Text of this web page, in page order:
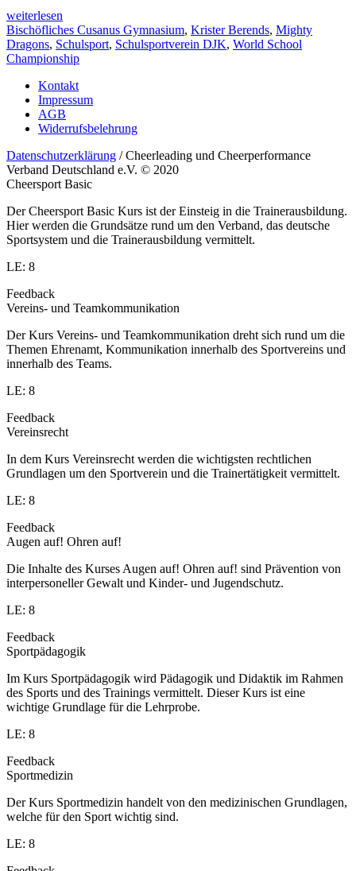
weiterlesen
Bischöfliches Cusanus Gymnasium, Krister Berends, Mighty
Dragons, Schulsport, Schulsportverein DJK, World School
Championship
Kontakt
Impressum
AGB
Widerrufsbelehrung
Datenschutzerklärung / Cheerleading und Cheerperformance
Verband Deutschland e.V. © 2020
Cheersport Basic
Der Cheersport Basic Kurs ist der Einsteig in die Trainerausbildung.
Hier werden die Grundsätze rund um den Verband, das deutsche
Sportsystem und die Trainerausbildung vermittelt.
LE: 8
Feedback
Vereins- und Teamkommunikation
Der Kurs Vereins- und Teamkommunikation dreht sich rund um die
Themen Ehrenamt, Kommunikation innerhalb des Sportvereins und
innerhalb des Teams.
LE: 8
Feedback
Vereinsrecht
In dem Kurs Vereinsrecht werden die wichtigsten rechtlichen
Grundlagen um den Sportverein und die Trainertätigkeit vermittelt.
LE: 8
Feedback
Augen auf! Ohren auf!
Die Inhalte des Kurses Augen auf! Ohren auf! sind Prävention von
interpersoneller Gewalt und Kinder- und Jugendschutz.
LE: 8
Feedback
Sportpädagogik
Im Kurs Sportpädagogik wird Pädagogik und Didaktik im Rahmen
des Sports und des Trainings vermittelt. Dieser Kurs ist eine
wichtige Grundlage für die Lehrprobe.
LE: 8
Feedback
Sportmedizin
Der Kurs Sportmedizin handelt von den medizinischen Grundlagen,
welche für den Sport wichtig sind.
LE: 8